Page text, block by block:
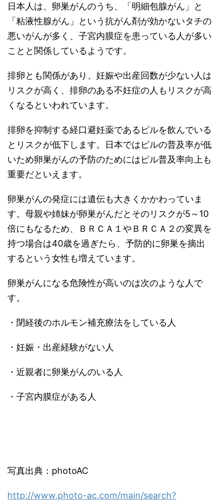
日本人は、卵巣がんのうち、「明細包腺がん」と
「粘液性腺がん」という抗がん剤が効かないタチの
悪いがんが多く、子宮内膜症を患っている人が多い
ことと関係しているようです。
排卵とも関係があり、妊娠や出産回数が少ない人は
リスクが高く、排卵のある不妊症の人もリスクが高
くなるといわれています。
排卵を抑制する経口避妊薬であるピルを飲んでいる
とリスクが低下します。日本ではピルの普及率が低
いため卵巣がんの予防のためにはピル普及率向上も
重要だといえます。
卵巣がんの発症には遺伝も大きくかかわっていま
す。母親や姉妹が卵巣がんだとそのリスクが5～10
倍にもなるため、ＢＲＣＡ１やＢＲＣＡ２の変異を
持つ場合は40歳を過ぎたら、予防的に卵巣を摘出
するという女性も増えています。
卵巣がんになる危険性が高いのは次のような人で
す。
・閉経後のホルモン補充療法をしている人
・妊娠・出産経験がない人
・近親者に卵巣がんのいる人
・子宮内膜症がある人
写真出典：photoAC
http://www.photo-ac.com/main/search?